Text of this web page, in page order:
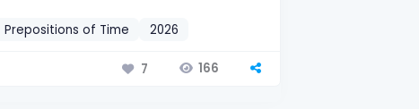
Prepositions of Time 2026
7 166